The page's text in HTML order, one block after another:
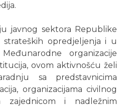
javnog sektora Republike
opredjeljenja i u
organizacije
ovom aktivnošću želi
sa predstavnicima
organizacijama civilnog
zajednicom i nadležnim